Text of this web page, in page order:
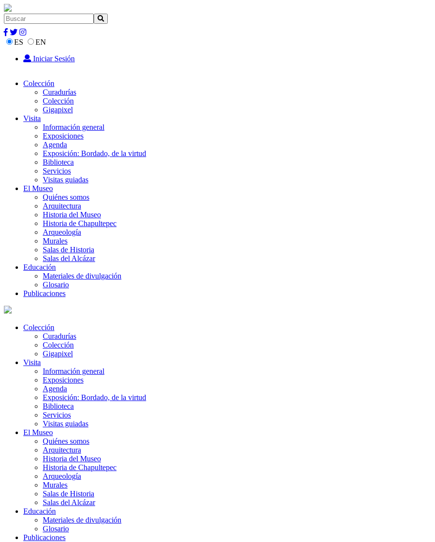
ES
EN
Iniciar Sesión
Colección
Curadurías
Colección
Gigapixel
Visita
Información general
Exposiciones
Agenda
Exposición: Bordado, de la virtud
Biblioteca
Servicios
Visitas guiadas
El Museo
Quiénes somos
Arquitectura
Historia del Museo
Historia de Chapultepec
Arqueología
Murales
Salas de Historia
Salas del Alcázar
Educación
Materiales de divulgación
Glosario
Publicaciones
Colección
Curadurías
Colección
Gigapixel
Visita
Información general
Exposiciones
Agenda
Exposición: Bordado, de la virtud
Biblioteca
Servicios
Visitas guiadas
El Museo
Quiénes somos
Arquitectura
Historia del Museo
Historia de Chapultepec
Arqueología
Murales
Salas de Historia
Salas del Alcázar
Educación
Materiales de divulgación
Glosario
Publicaciones